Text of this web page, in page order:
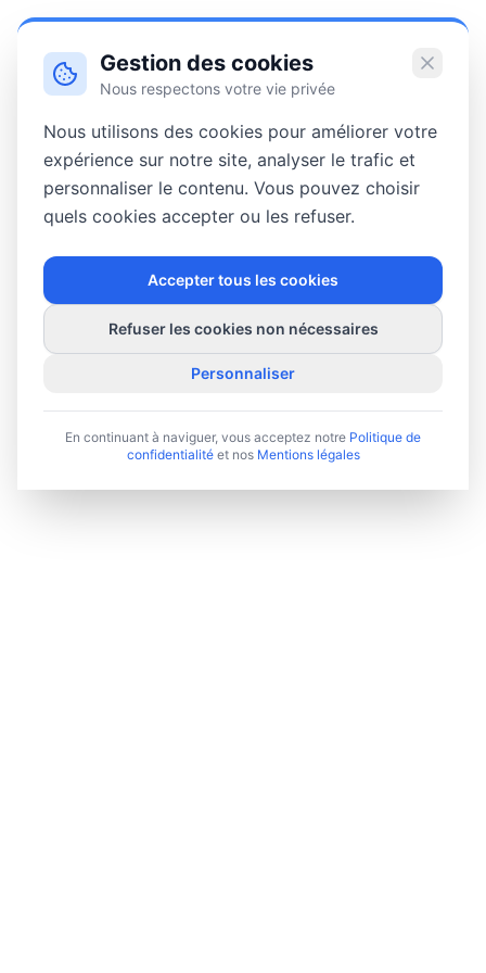
Gestion des cookies
Nous respectons votre vie privée
Nous utilisons des cookies pour améliorer votre
expérience sur notre site, analyser le trafic et
personnaliser le contenu. Vous pouvez choisir
quels cookies accepter ou les refuser.
Accepter tous les cookies
Refuser les cookies non nécessaires
Personnaliser
En continuant à naviguer, vous acceptez notre Politique de
confidentialité et nos Mentions légales